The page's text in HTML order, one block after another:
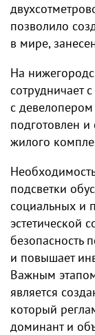
позволило
в мире,
На
сотрудничает
с
подготовлен и
жилого
подсветки
социальных и
эстетической
безопасность
и повышает
Важным
является
который
доминант и